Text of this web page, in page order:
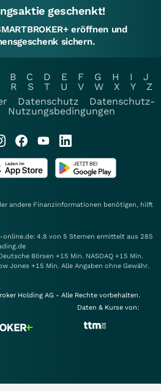
geschenkt!
eröffnen und
sichern.
B C D E F G H I
J
R S T U V W X Y
Z
Datenschutz
Datenschutz-
Nutzungsbedingungen
andere Finanzinformationen benötigen, hilft
4.8 von 5 Sternen ermittelt aus 285
Börsen +15 Min. NASDAQ +15 Min.
Jones +15 Min. Alle Angaben ohne Gewähr.
Holding AG - Alle Rechte vorbehalten.
Daten & Kurse von: